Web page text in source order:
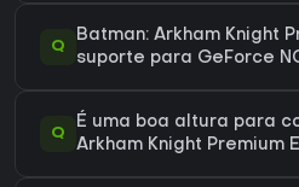
Q
Batman: Arkham Knight
suporte para GeForce
Q
É uma boa altura para
Arkham Knight Premium